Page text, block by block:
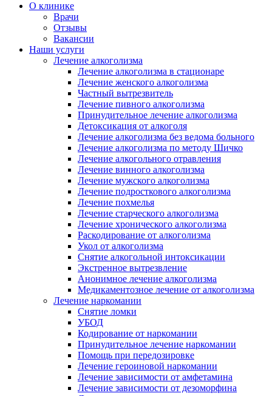
О клинике
Врачи
Отзывы
Вакансии
Наши услуги
Лечение алкоголизма
Лечение алкоголизма в стационаре
Лечение женского алкоголизма
Частный вытрезвитель
Лечение пивного алкоголизма
Принудительное лечение алкоголизма
Детоксикация от алкоголя
Лечение алкоголизма без ведома больного
Лечение алкоголизма по методу Шичко
Лечение алкогольного отравления
Лечение винного алкоголизма
Лечение мужского алкоголизма
Лечение подросткового алкоголизма
Лечение похмелья
Лечение старческого алкоголизма
Лечение хронического алкоголизма
Раскодирование от алкоголизма
Укол от алкоголизма
Снятие алкогольной интоксикации
Экстренное вытрезвление
Анонимное лечение алкоголизма
Медикаментозное лечение от алкоголизма
Лечение наркомании
Снятие ломки
УБОД
Кодирование от наркомании
Принудительное лечение наркомании
Помощь при передозировке
Лечение героиновой наркомании
Лечение зависимости от амфетамина
Лечение зависимости от дезоморфина